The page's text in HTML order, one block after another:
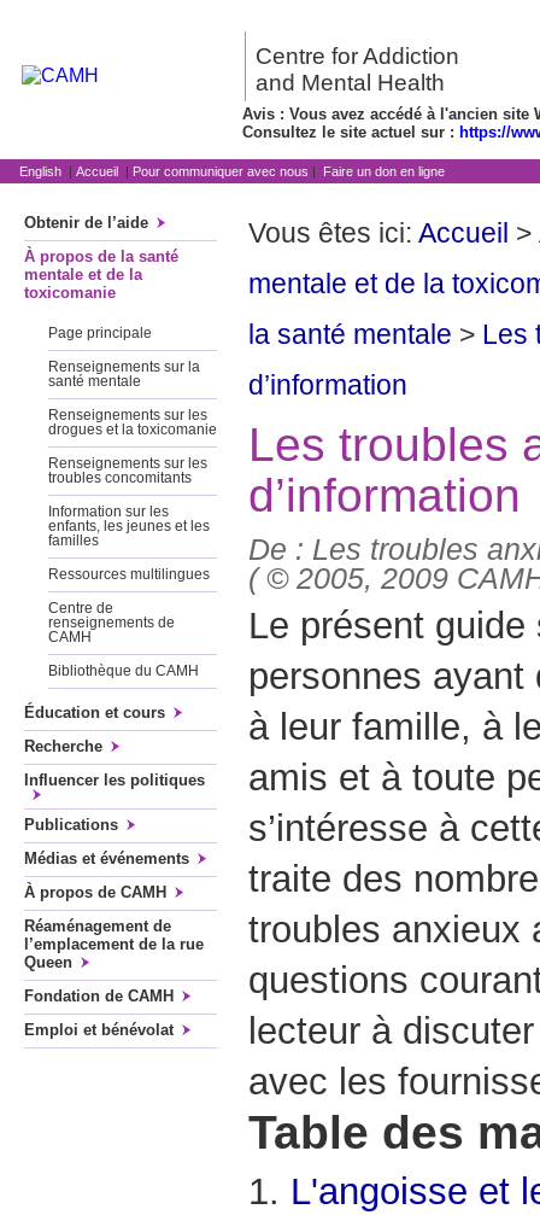
Centre for Addiction
and Mental Health
Avis : Vous avez accédé à l'ancien site
Consultez le site actuel sur : https://
English | Accueil | Pour communiquer avec nous | Faire un don en ligne
Obtenir de l’aide
À propos de la santé
mentale et de la
toxicomanie
Page principale
Renseignements sur la
santé mentale
Renseignements sur les
drogues et la toxicomanie
Renseignements sur les
troubles concomitants
Information sur les
enfants, les jeunes et les
familles
Ressources multilingues
Centre de
renseignements de
CAMH
Bibliothèque du CAMH
Éducation et cours
Recherche
Influencer les politiques
Publications
Médias et événements
À propos de CAMH
Réaménagement de
l’emplacement de la rue
Queen
Fondation de CAMH
Emploi et bénévolat
Vous êtes ici: Accueil >
mentale et de la
la santé mentale > Les
d’information
Les troubles
d’information
De : Les troubles
( © 2005, 2009
Le présent guide
personnes
à leur famille, à
amis et à toute
s’intéresse à
traite des
troubles anxieux
questions
lecteur à
avec les
Table des
1. L'angoisse et